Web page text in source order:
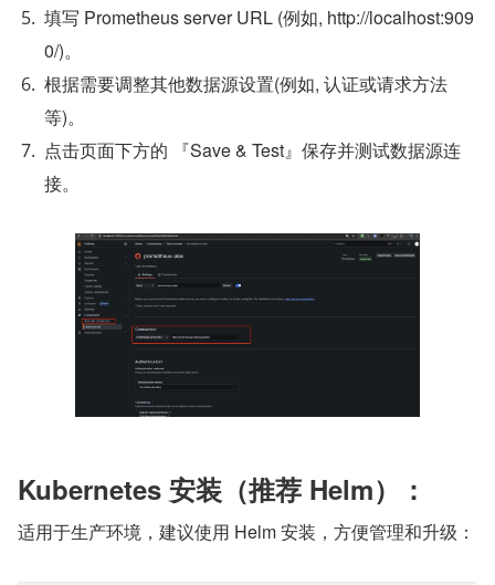
填写 Prometheus server URL (例如, http://localhost:909
0/)。
根据需要调整其他数据源设置(例如, 认证或请求方法
等)。
点击页面下方的 『Save & Test』保存并测试数据源连
接。
Kubernetes 安装（推荐 Helm）：
适用于生产环境，建议使用 Helm 安装，方便管理和升级：